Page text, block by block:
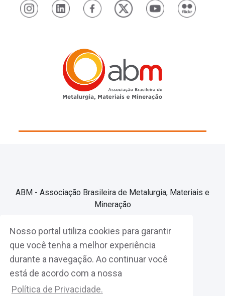
Nosso portal utiliza cookies para garantir
que você tenha a melhor experiência
durante a navegação. Ao continuar você
está de acordo com a nossa
Política de Privacidade.
ABM - Associação Brasileira de Metalurgia, Materiais e
Mineração
Associe-se
Fazer Login